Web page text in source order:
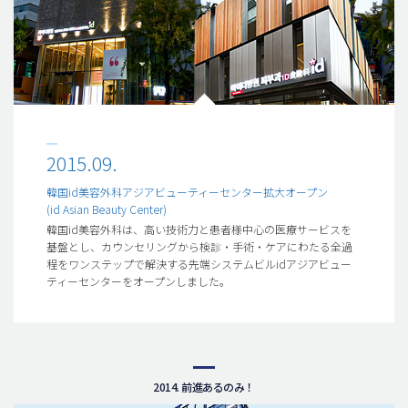
2015.09.
韓国id美容外科アジアビューティーセンター拡大オープン
(id Asian Beauty Center)
韓国id美容外科は、高い技術力と患者様中心の医療サービスを
基盤とし、カウンセリングから検診・手術・ケアにわたる全過
程をワンステップで解決する先端システムビルidアジアビュー
ティーセンターをオープンしました。
2014. 前進あるのみ！